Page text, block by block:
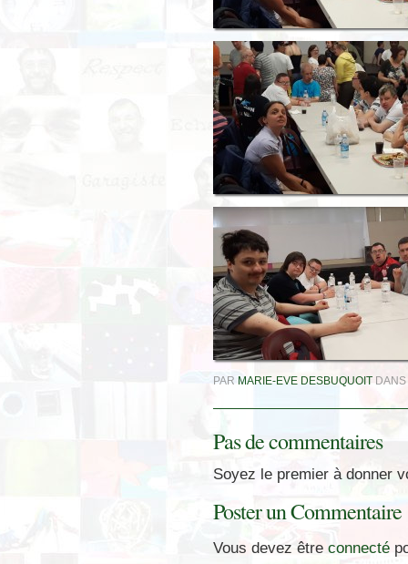
PAR MARIE-EVE DESBUQUOITDANS
Pas de commentaires
Soyez le premier à donner
Poster un Commentaire
Vous devez être connecté